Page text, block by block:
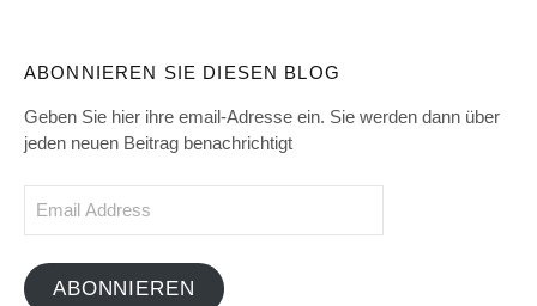
ABONNIEREN SIE DIESEN BLOG
Geben Sie hier ihre email-Adresse ein. Sie werden dann über
jeden neuen Beitrag benachrichtigt
ABONNIEREN